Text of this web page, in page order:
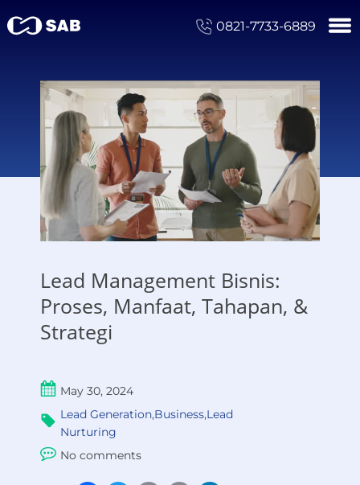
0821-7733-6889
Lead Management Bisnis:
Proses, Manfaat, Tahapan, &
Strategi
May 30, 2024
Lead Generation,Business,Lead
Nurturing
No comments